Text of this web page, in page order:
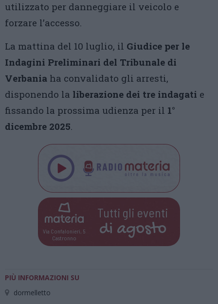
utilizzato per danneggiare il veicolo e
forzare l’accesso.
La mattina del 10 luglio, il Giudice per le
Indagini Preliminari del Tribunale di
Verbania ha convalidato gli arresti,
disponendo la liberazione dei tre indagati e
fissando la prossima udienza per il 1°
dicembre 2025.
Via Confalonieri, 5
Castronno
Tutti gli eventi
di agosto
PIÙ INFORMAZIONI SU
dormelletto